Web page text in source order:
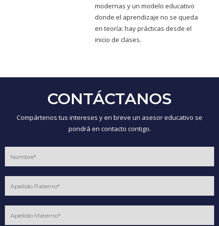
modernas y un modelo educativo
donde el aprendizaje no se queda
en teoría: hay prácticas desde el
inicio de clases.
CONTÁCTANOS
Compártenos tus intereses y en breve un asesor educativo se
pondrá en contacto contigo.